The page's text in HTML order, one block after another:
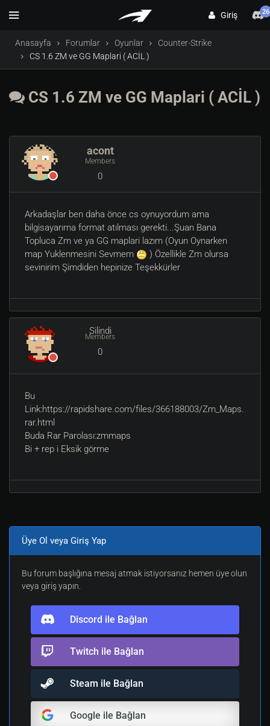
Giriş 26
Anasayfa Forumlar Oyunlar
Counter-Strike
CS 1.6 ZM ve GG Maplari ( ACİL )
CS 1.6 ZM ve GG Maplari ( ACİL )
acont
Members
0
Arkadaşlar ben daha önce cs oynuyordum ama
bilgisayarıma format atılması gerekti...Şuan Bana
Topluca Zm ve ya GG maplari lazım (Oyun Oynarken
map Yuklenmesini Sevmem
) Özellikle Zm olursa
sevinirim Şimdiden hepinize Teşekkürler
Silindi
Members
0
Bu
Link:https://rapidshare.com/files/366188003/Zm_Maps.
rar.html
Buda Rar Parolası:zmmaps
Bi + rep i Eksik görme
Üye Ol veya Giriş Yap
Bu forum başlığına mesaj atmak istiyorsanız hemen üye olun
veya giriş yapın.
Discord ile Bağlan
Twitch ile Bağlan
Steam ile Bağlan
Google ile Bağlan